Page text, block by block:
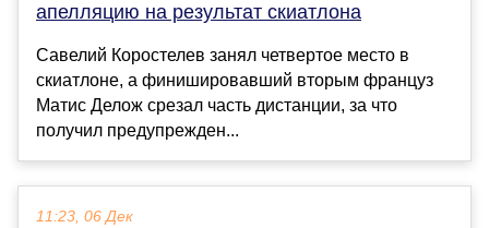
апелляцию на результат скиатлона
Савелий Коростелев занял четвертое место в
скиатлоне, а финишировавший вторым француз
Матис Делож срезал часть дистанции, за что
получил предупрежден...
11:23, 06 Дек